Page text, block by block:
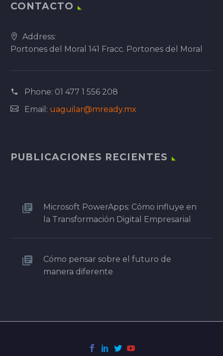
CONTACTO
Address:
Portones del Moral 141 Fracc. Portones del Moral
Phone: 01 477 1 556 208
Email: uaguilar@mready.mx
PUBLICACIONES RECIENTES
Microsoft PowerApps: Cómo influye en
la Transformación Digital Empresarial
Cómo pensar sobre el futuro de
manera diferente